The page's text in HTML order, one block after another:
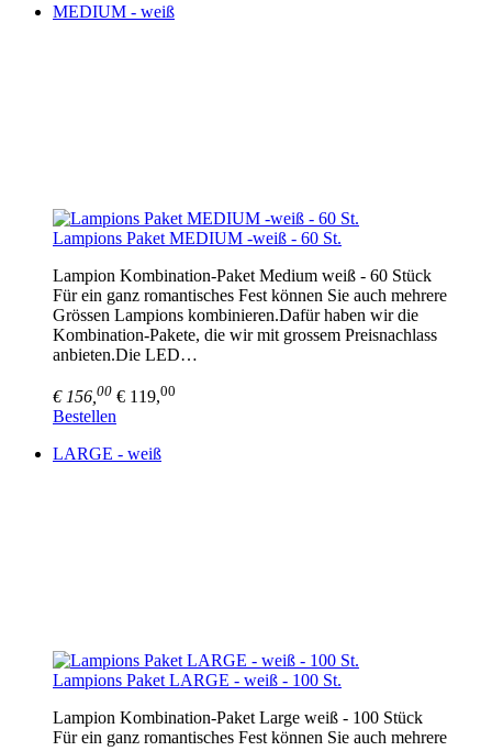
MEDIUM - weiß
Lampions Paket MEDIUM -weiß - 60 St.
Lampion Kombination-Paket Medium weiß - 60 Stück
Für ein ganz romantisches Fest können Sie auch mehrere
Grössen Lampions kombinieren.Dafür haben wir die
Kombination-Pakete, die wir mit grossem Preisnachlass
anbieten.Die LED…
€ 156, 00 € 119,00
Bestellen
LARGE - weiß
Lampions Paket LARGE - weiß - 100 St.
Lampion Kombination-Paket Large weiß - 100 Stück
Für ein ganz romantisches Fest können Sie auch mehrere